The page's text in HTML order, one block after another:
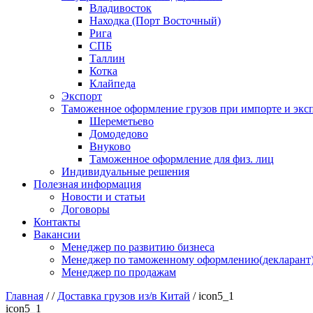
Владивосток
Находка (Порт Восточный)
Рига
СПБ
Таллин
Котка
Клайпеда
Экспорт
Таможенное оформление грузов при импорте и
Шереметьево
Домодедово
Внуково
Таможенное оформление для физ. лиц
Индивидуальные решения
Полезная информация
Новости и статьи
Договоры
Контакты
Вакансии
Менеджер по развитию бизнеса
Менеджер по таможенному
Менеджер по продажам
Главная // Доставка грузов из/в Китай /icon5_1
icon5_1